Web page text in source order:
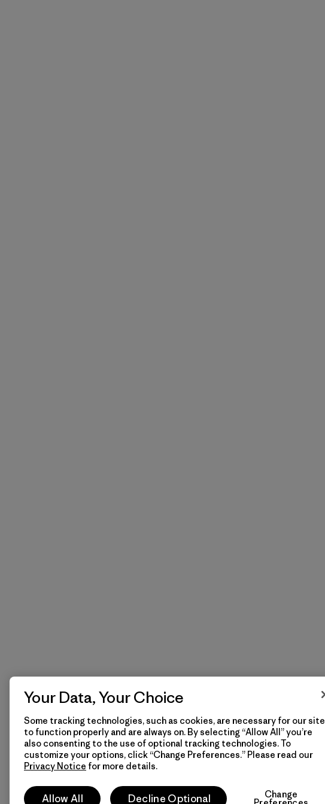
Your Data, Your Choice
Some tracking technologies, such as cookies, are necessary for our site
to function properly and are always on. By selecting “Allow All” you’re
also consenting to the use of optional tracking technologies. To
customize your options, click “Change Preferences.” Please read our
Privacy Notice for more details.
Allow All Decline Optional Change